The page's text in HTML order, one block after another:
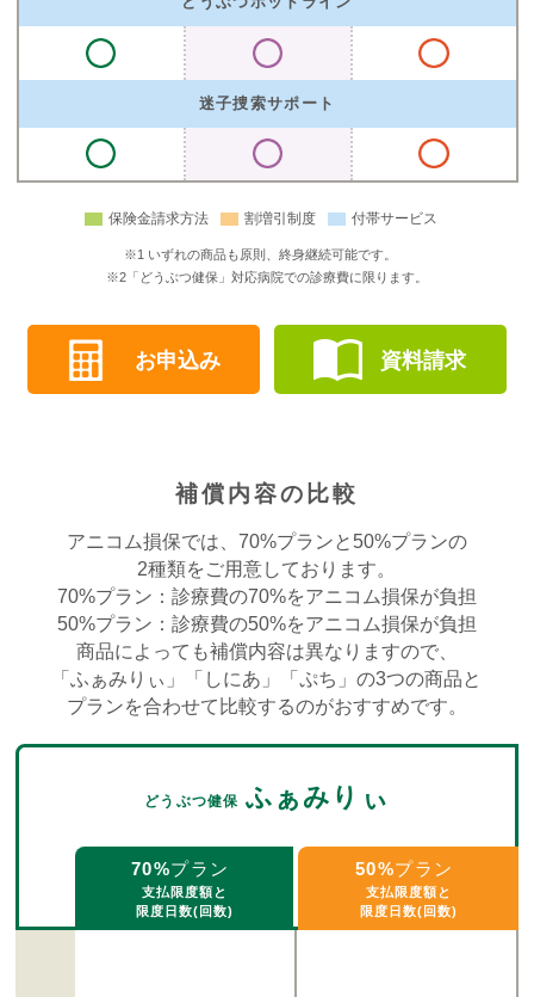
迷子捜索サポート
保険金請求方法 割増引制度 付帯サービス
※1 いずれの商品も原則、終身継続可能です。
※2「どうぶつ健保」対応病院での診療費に限ります。
お申込み 資料請求
補償内容の比較
アニコム損保では、70%プランと50%プランの
2種類をご用意しております。
70%プラン：診療費の70%をアニコム損保が負担
50%プラン：診療費の50%をアニコム損保が負担
商品によっても補償内容は異なりますので、
「ふぁみりぃ」「しにあ」「ぷち」の3つの商品と
プランを合わせて比較するのがおすすめです。
どうぶつ健保 ふぁみりぃ
70%プラン
支払限度額と
限度日数(回数)
50%プラン
支払限度額と
限度日数(回数)